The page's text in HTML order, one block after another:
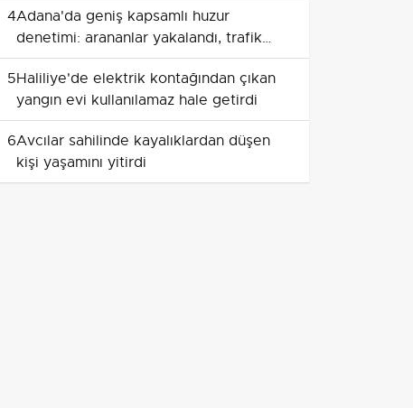
4Adana'da geniş kapsamlı huzur
denetimi: arananlar yakalandı, trafik
cezaları yüksek seyretti
5Haliliye'de elektrik kontağından çıkan
yangın evi kullanılamaz hale getirdi
6Avcılar sahilinde kayalıklardan düşen
kişi yaşamını yitirdi